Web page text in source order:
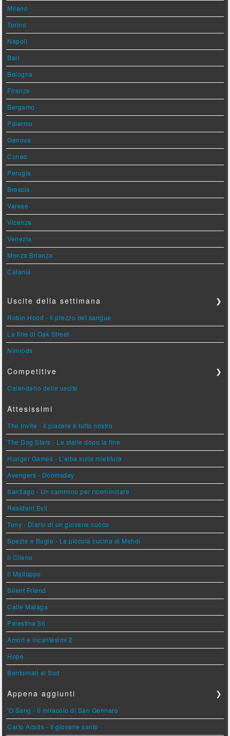
Milano
Torino
Napoli
Bari
Bologna
Firenze
Bergamo
Palermo
Genova
Cuneo
Perugia
Brescia
Varese
Vicenza
Venezia
Monza Brianza
Catania
Uscite della settimana ❯
Robin Hood - Il prezzo del sangue
La fine di Oak Street
Nimrods
Competitive ❯
Calendario delle uscite
Attesissimi
The Invite - Il piacere è tutto nostro
The Dog Stars - Le stelle dopo la fine
Hunger Games - L'alba sulla mietitura
Avengers - Doomsday
Santiago - Un cammino per ricominciare
Resident Evil
Tony - Diario di un giovane cuoco
Spezie e Bugie - La piccola cucina di Mehdi
Il Cileno
Il Malloppo
Silent Friend
Calle Malaga
Palestina 36
Amori e Incantesimi 2
Hope
Bentornati al Sud
Appena aggiunti ❯
'O Sang - Il miracolo di San Gennaro
Carlo Acutis - Il giovane santo